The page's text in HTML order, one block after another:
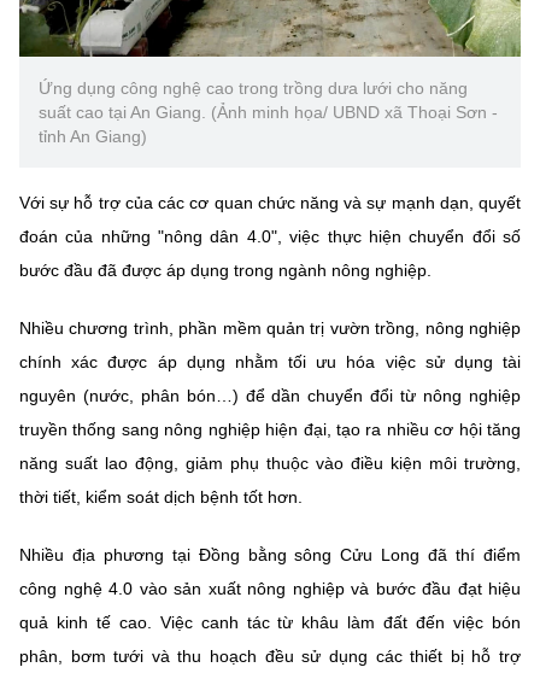
Chọn ngôn ngữ
Vietnamese English
MINISTRY OF SCIENCE AND TECHNOLOGY
Cơ quan chủ quản: Bộ Khoa học và Công nghệ (MST)
Chịu trách nhiệm nội dung: Nguyễn Thị Hải Hằng
Giám đốc Trung tâm Truyền thông Khoa học và Công nghệ.
Địa chỉ: Ban Biên tập Cổng TTĐT - 18 Nguyễn Du, TP. Hà Nội
Điện thoại: 024 3936 9506
Email:stc@mst.gov.vn
(Ghi rõ nguồn "https://mst.gov.vn" khi phát hành lại thông tin từ
Ứng dụng công nghệ cao trong trồng dưa lưới cho năng
suất cao tại An Giang. (Ảnh minh họa/ UBND xã Thoại Sơn -
tỉnh An Giang)
Với sự hỗ trợ của các cơ quan chức năng và sự mạnh dạn, quyết
đoán của những "nông dân 4.0", việc thực hiện chuyển đổi số
bước đầu đã được áp dụng trong ngành nông nghiệp.
Nhiều chương trình, phần mềm quản trị vườn trồng, nông nghiệp
chính xác được áp dụng nhằm tối ưu hóa việc sử dụng tài
nguyên (nước, phân bón…) để dần chuyển đổi từ nông nghiệp
truyền thống sang nông nghiệp hiện đại, tạo ra nhiều cơ hội tăng
năng suất lao động, giảm phụ thuộc vào điều kiện môi trường,
thời tiết, kiểm soát dịch bệnh tốt hơn.
Nhiều địa phương tại Đồng bằng sông Cửu Long đã thí điểm
công nghệ 4.0 vào sản xuất nông nghiệp và bước đầu đạt hiệu
quả kinh tế cao. Việc canh tác từ khâu làm đất đến việc bón
phân, bơm tưới và thu hoạch đều sử dụng các thiết bị hỗ trợ